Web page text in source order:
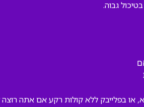
בפלייבק ללא קולות רקע אם אתה רוצה